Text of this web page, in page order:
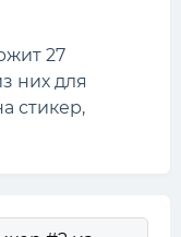
27
них для
стикер,